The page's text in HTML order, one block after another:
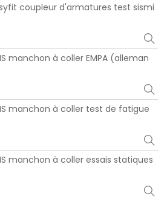
coupleur d'armatures test sismi
manchon à coller EMPA (alleman
manchon à coller test de fatigue
manchon à coller essais statiques